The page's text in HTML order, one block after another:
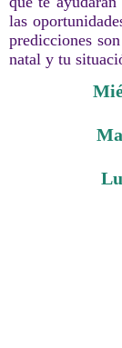
las
predicciones
natal y tu